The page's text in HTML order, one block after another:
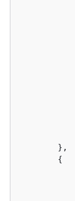
        },
{